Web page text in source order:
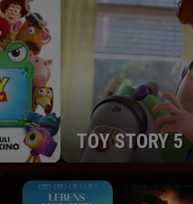
TOY STORY 5